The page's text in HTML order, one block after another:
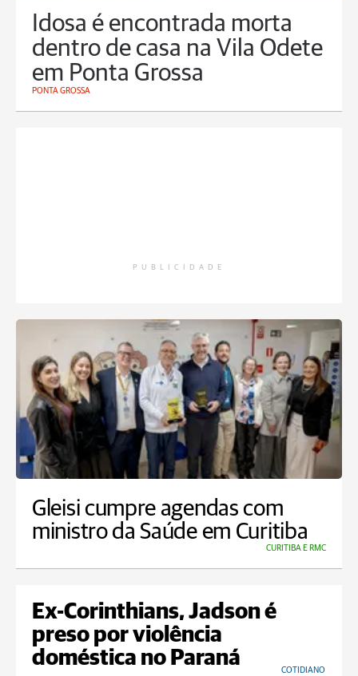
Idosa é encontrada morta
dentro de casa na Vila Odete
em Ponta Grossa
PONTA GROSSA
PUBLICIDADE
Gleisi cumpre agendas com
ministro da Saúde em Curitiba
CURITIBA E RMC
Ex-Corinthians, Jadson é
preso por violência
doméstica no Paraná
COTIDIANO